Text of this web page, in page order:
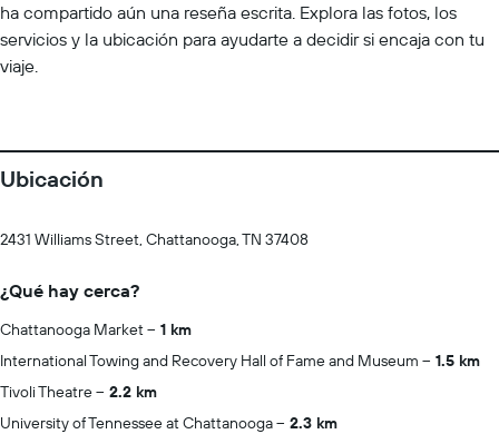
ha compartido aún una reseña escrita. Explora las fotos, los
servicios y la ubicación para ayudarte a decidir si encaja con tu
viaje.
Ubicación
2431 Williams Street, Chattanooga, TN 37408
¿Qué hay cerca?
Chattanooga Market
1 km
International Towing and Recovery Hall of Fame and Museum
1.5 km
Tivoli Theatre
2.2 km
University of Tennessee at Chattanooga
2.3 km